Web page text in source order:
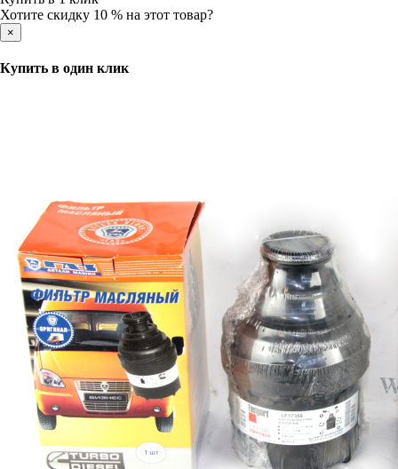
Хотите скидку 10 % на этот товар?
×
Купить в один клик